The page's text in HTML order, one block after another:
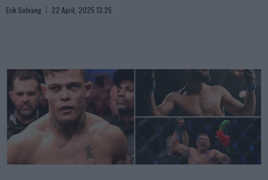
Erik Solvang 22 April, 2025 13:25